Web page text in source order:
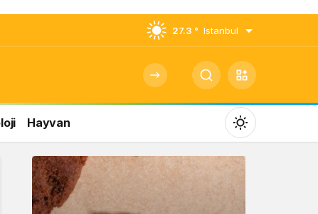
27.3 ° Istanbul
Hayvan
Mod
değiştir